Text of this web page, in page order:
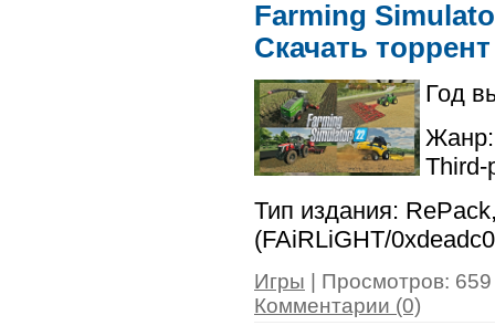
Farming
Скачать торрент
Год
Жанр:
Third-
Тип издания:
(FAiRLiGHT/
Игры | Просмотров:
Комментарии (0)